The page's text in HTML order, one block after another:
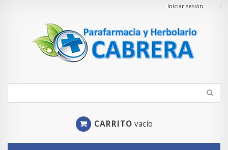
Iniciar sesión
CARRITO vacío